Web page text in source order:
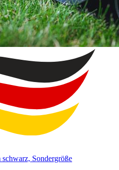
Sondergröße